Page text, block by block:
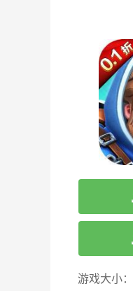
游戏大小：